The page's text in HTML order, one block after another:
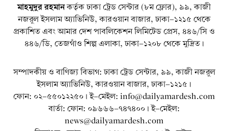
মাহমুদুর রহমানকর্তৃক ঢাকা ট্রেড সেন্টার (৮ম ফ্লোর), ৯৯, কাজী
নজরুল ইসলাম অ্যাভিনিউ, কারওয়ান বাজার, ঢাকা-১২১৫ থেকে
প্রকাশিত এবং আমার দেশ পাবলিকেশন লিমিটেড প্রেস, ৪৪৬/সি ও
৪৪৬/ডি, তেজগাঁও শিল্প এলাকা, ঢাকা-১২০৮ থেকে মুদ্রিত।
সম্পাদকীয় ও বাণিজ্য বিভাগ: ঢাকা ট্রেড সেন্টার, ৯৯, কাজী নজরুল
ইসলাম অ্যাভিনিউ, কারওয়ান বাজার, ঢাকা-১২১৫।
ফোন: ০২-৫৫০১২২৫০। ই-মেইল: info@dailyamardesh.com
বার্তা: ফোন: ০৯৬৬৬-৭৪৭৪০০। ই-মেইল:
news@dailyamardesh.com